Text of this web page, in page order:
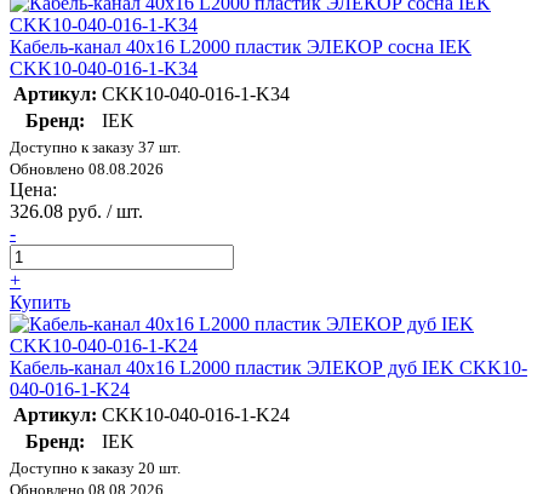
Кабель-канал 40х16 L2000 пластик ЭЛЕКОР сосна IEK
CKK10-040-016-1-K34
Артикул: CKK10-040-016-1-K34
Бренд:
IEK
Доступно к заказу 37 шт.
Обновлено 08.08.2026
Цена:
326.08 руб. / шт.
-
+
Купить
Кабель-канал 40х16 L2000 пластик ЭЛЕКОР дуб IEK CKK10-
040-016-1-K24
Артикул: CKK10-040-016-1-K24
Бренд:
IEK
Доступно к заказу 20 шт.
Обновлено 08.08.2026